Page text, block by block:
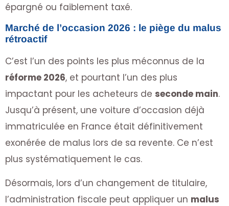
épargné ou faiblement taxé.
Marché de l’occasion 2026 : le piège du malus
rétroactif
C’est l’un des points les plus méconnus de la
réforme 2026, et pourtant l’un des plus
impactant pour les acheteurs de seconde main.
Jusqu’à présent, une voiture d’occasion déjà
immatriculée en France était définitivement
exonérée de malus lors de sa revente. Ce n’est
plus systématiquement le cas.
Désormais, lors d’un changement de titulaire,
l’administration fiscale peut appliquer un malus